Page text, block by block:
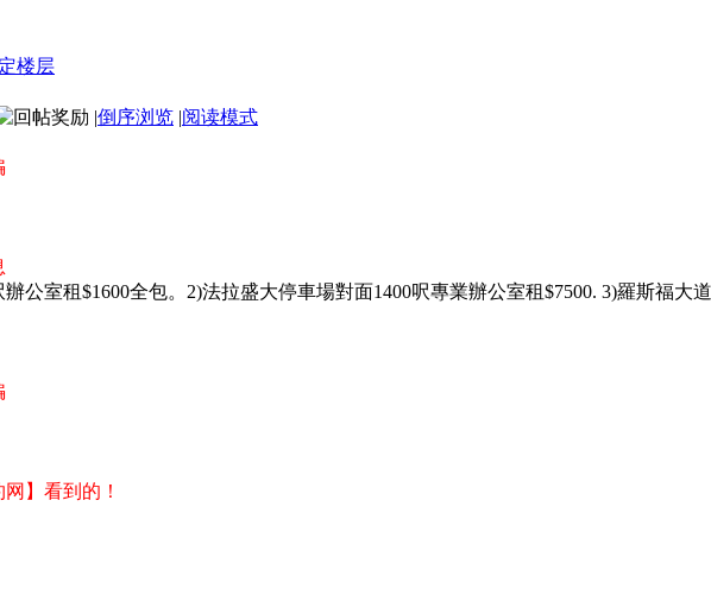
|倒序浏览 |阅读模式
公室租$1600全包。2)法拉盛大停車場對面1400呎專業辦公室租$7500. 3)羅斯福大
】看到的！